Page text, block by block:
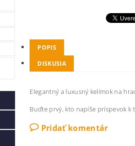
POPIS
DISKUSIA
Elegantný a luxusný kelímok na
Buďte prvý, kto napíše príspevok k
Pridať komentár